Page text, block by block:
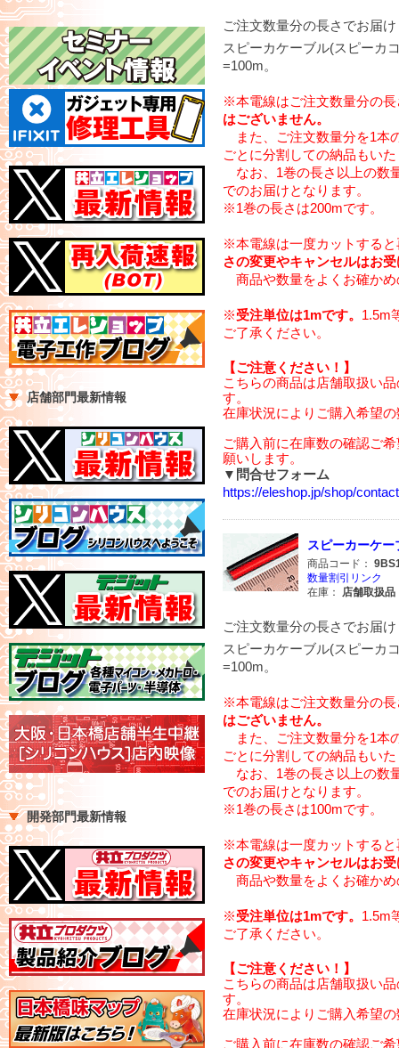
ご注文数量分の長さでお届け
スピーカケーブル(スピーカ
=100m。
※本電線はご注文数量分の
はございません。
また、ご注文数量分を1本
ごとに分割しての納品もい
なお、1巻の長さ以上の数
でのお届けとなります。
※1巻の長さは200mです。
※本電線は一度カットする
さの変更やキャンセルはお
商品や数量をよくお確か
※受注単位は1mです。 1.5m
ご了承ください。
【ご注意ください！】
こちらの商品は店舗取扱い
す。
在庫状況によりご購入希望
ご購入前に在庫数の確認ご
願いします。
▼問合せフォーム
https://eleshop.jp/shop/
スピーカーケ
商品コード：
数量割引リンク
在庫：
店舗取扱
ご注文数量分の長さでお届け
スピーカケーブル(スピーカ
=100m。
※本電線はご注文数量分の
はございません。
また、ご注文数量分を1本
ごとに分割しての納品もい
なお、1巻の長さ以上の数
でのお届けとなります。
※1巻の長さは100mです。
※本電線は一度カットする
さの変更やキャンセルはお
商品や数量をよくお確か
※受注単位は1mです。 1.5m
ご了承ください。
【ご注意ください！】
こちらの商品は店舗取扱い
す。
在庫状況によりご購入希望
ご購入前に在庫数の確認ご
店舗部門最新情報
開発部門最新情報